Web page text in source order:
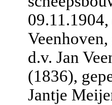
d.v. Jan
(1836),
Jantje